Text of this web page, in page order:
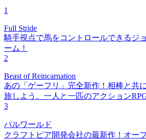
1
Full Stride
騎手視点で馬をコントロールできるジ
ーム！
2
Beast of Reincarnation
あの「ゲーフリ」完全新作！相棒と共
旅しよう。一人と一匹のアクションRPG
3
パルワールド
クラフトピア開発会社の最新作！オー